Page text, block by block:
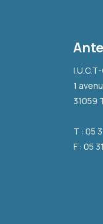
1
31059
T : 05
F : 05